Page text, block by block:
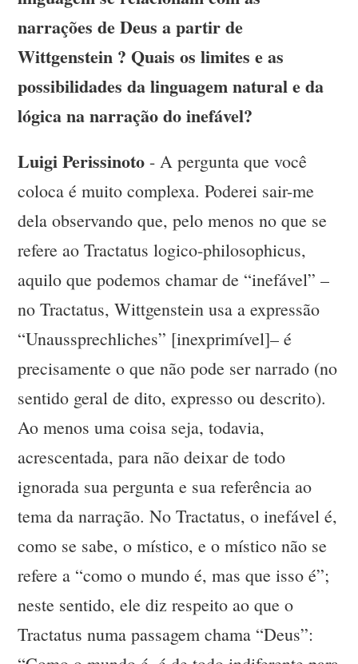
narrações de Deus a partir de
Wittgenstein ? Quais os limites e as
possibilidades da linguagem natural e da
lógica na narração do inefável?
Luigi Perissinoto - A pergunta que você
coloca é muito complexa. Poderei sair-me
dela observando que, pelo menos no que se
refere ao Tractatus logico-philosophicus,
aquilo que podemos chamar de “inefável” –
no Tractatus, Wittgenstein usa a expressão
“Unaussprechliches” [inexprimível]– é
precisamente o que não pode ser narrado (no
sentido geral de dito, expresso ou descrito).
Ao menos uma coisa seja, todavia,
acrescentada, para não deixar de todo
ignorada sua pergunta e sua referência ao
tema da narração. No Tractatus, o inefável é,
como se sabe, o místico, e o místico não se
refere a “como o mundo é, mas que isso é”;
neste sentido, ele diz respeito ao que o
Tractatus numa passagem chama “Deus”: